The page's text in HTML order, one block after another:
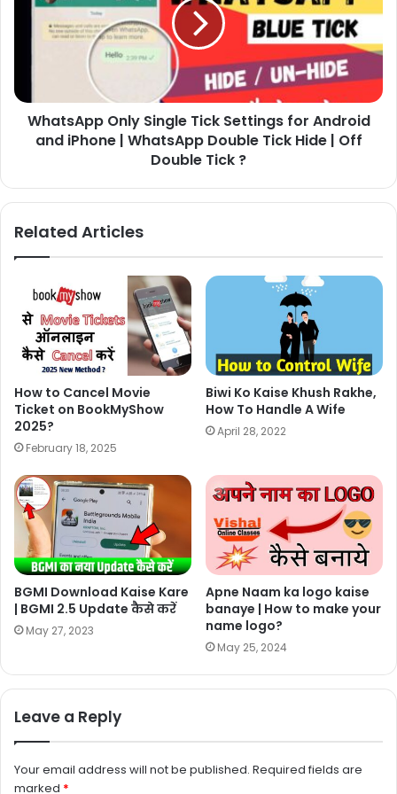
WhatsApp Only Single Tick Settings for Android
and iPhone | WhatsApp Double Tick Hide | Off
Double Tick ?
Related Articles
How to Cancel Movie
Ticket on BookMyShow
2025?
February 18, 2025
Biwi Ko Kaise Khush Rakhe,
How To Handle A Wife
April 28, 2022
BGMI Download Kaise Kare
| BGMI 2.5 Update कैसे करें
May 27, 2023
Apne Naam ka logo kaise
banaye | How to make your
name logo?
May 25, 2024
Leave a Reply
Your email address will not be published. Required fields are
marked *